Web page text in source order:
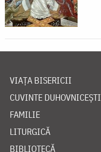
VIAȚA BISERICII
CUVINTE DUHOVNICEȘTI
FAMILIE
LITURGICĂ
BIBLIOTECĂ